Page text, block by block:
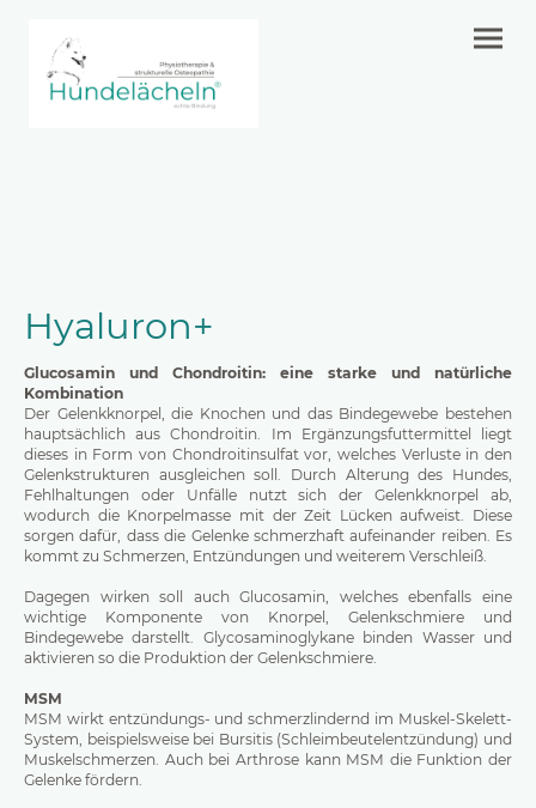
Hyaluron+
Glucosamin und Chondroitin: eine starke und natürliche
Kombination
Der Gelenkknorpel, die Knochen und das Bindegewebe bestehen
hauptsächlich aus Chondroitin. Im Ergänzungsfuttermittel liegt
dieses in Form von Chondroitinsulfat vor, welches Verluste in den
Gelenkstrukturen ausgleichen soll. Durch Alterung des Hundes,
Fehlhaltungen oder Unfälle nutzt sich der Gelenkknorpel ab,
wodurch die Knorpelmasse mit der Zeit Lücken aufweist. Diese
sorgen dafür, dass die Gelenke schmerzhaft aufeinander reiben. Es
kommt zu Schmerzen, Entzündungen und weiterem Verschleiß.
Dagegen wirken soll auch Glucosamin, welches ebenfalls eine
wichtige Komponente von Knorpel, Gelenkschmiere und
Bindegewebe darstellt. Glycosaminoglykane binden Wasser und
aktivieren so die Produktion der Gelenkschmiere.
MSM
MSM wirkt entzündungs- und schmerzlindernd im Muskel-Skelett-
System, beispielsweise bei Bursitis (Schleimbeutelentzündung) und
Muskelschmerzen. Auch bei Arthrose kann MSM die Funktion der
Gelenke fördern.